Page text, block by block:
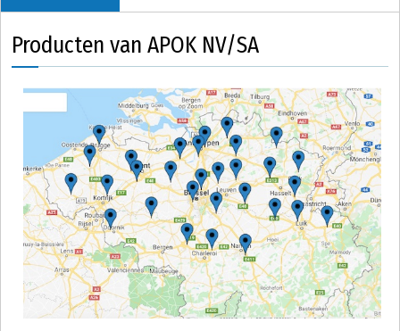
Producten van APOK NV/SA